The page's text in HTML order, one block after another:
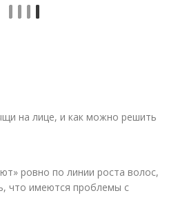
на лице, и как можно решить
ровно по линии роста волос,
что имеются проблемы с